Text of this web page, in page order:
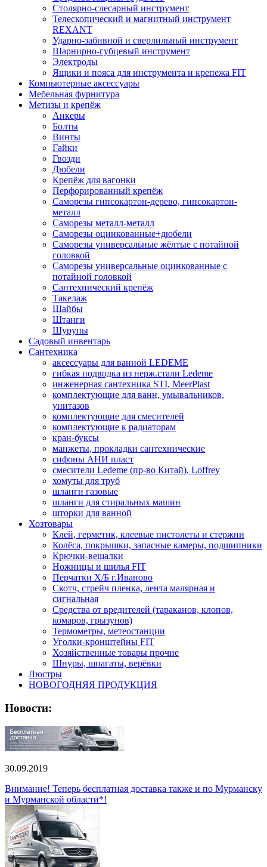
Столярно-слесарный инструмент
Телескопический и магнитный инструмент
REXANT
Ударно-забивной и сверлильный инструмент
Шарнирно-губцевый инструмент
Электроды
Ящики и пояса для инструмента и крепежа FIT
Компьютерные аксессуары
Мебельная фурнитура
Метизы и крепёж
Анкеры
Болты
Винты
Гайки
Гвозди
Дюбели
Крепёж для вагонки
Перфорированный крепёж
Саморезы гипсокартон-дерево, гипсокартон-
металл
Саморезы металл-металл
Саморезы оцинкованные+дюбели
Саморезы универсальные жёлтые с потайной
головкой
Саморезы универсальные оцинкованные с
потайной головкой
Сантехнический крепёж
Такелаж
Шайбы
Штанги
Шурупы
Садовый инвентарь
Сантехника
аксессуары для ванной LEDEME
гибкая подводка из нерж.стали Ledeme
инженерная сантехника STI, MeerPlast
комплектующие для ванн, умывальников,
унитазов
комплектующие для смесителей
комплектующие к радиаторам
кран-буксы
манжеты, прокладки сантехнические
сифоны АНИ пласт
смесители Ledeme (пр-во Китай), Loffrey
хомуты для труб
шланги газовые
шланги для стиральных машин
шторки для ванной
Хозтовары
Клей, герметик, клеевые пистолеты и стержни
Колёса, покрышки, запасные камеры, подшипники
Крючки-вешалки
Ножницы и шилья FIT
Перчатки Х/Б г.Иваново
Скотч, стрейч пленка, лента малярная и
сигнальная
Средства от вредителей (тараканов, клопов,
комаров, грызунов)
Термометры, метеостанции
Уголки-кронштейны FIT
Хозяйственные товары прочие
Шнуры, шпагаты, верёвки
Люстры
НОВОГОДНЯЯ ПРОДУКЦИЯ
Новости:
30.09.2019
Внимание! Теперь бесплатная доставка также и по Мурманску
и Мурманской области*!